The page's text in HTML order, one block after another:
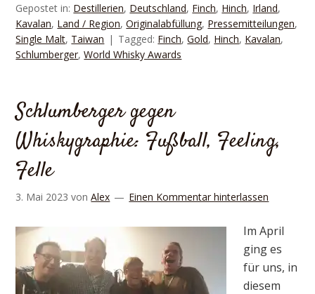
Gepostet in: Destillerien, Deutschland, Finch, Hinch, Irland,
Kavalan, Land / Region,Originalabfüllung, Pressemitteilungen,
Single Malt, Taiwan Tagged: Finch,Gold, Hinch, Kavalan,
Schlumberger,World Whisky Awards
Schlumberger gegen
Whiskygraphie: Fußball, Feeling,
Felle
3. Mai 2023 vonAlex Einen Kommentar hinterlassen
Im April
ging es
für uns, in
diesem